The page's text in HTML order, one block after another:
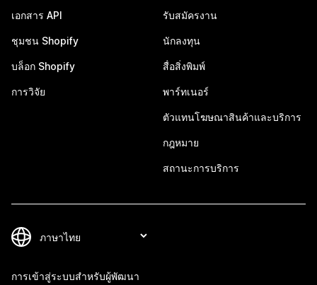
เอกสาร API
ชุมชน Shopify
บล็อก Shopify
การวิจัย
รับสมัครงาน
นักลงทุน
สื่อสิ่งพิมพ์
พาร์ทเนอร์
ตัวแทนโฆษณาสินค้าและบริการ
กฎหมาย
สถานะการบริการ
การเข้าสู่ระบบสำหรับผู้พัฒนา